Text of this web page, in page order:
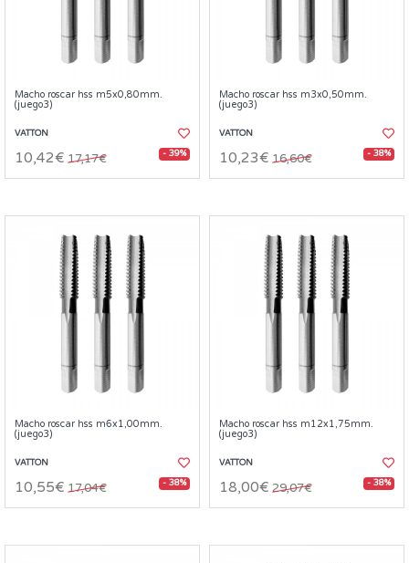
Macho roscar hss m5x0,80mm.
(juego3)
VATTON
10,42€ 17,17€ - 39%
Macho roscar hss m3x0,50mm.
(juego3)
VATTON
10,23€ 16,60€ - 38%
Macho roscar hss m6x1,00mm.
(juego3)
VATTON
10,55€ 17,04€ - 38%
Macho roscar hss m12x1,75mm.
(juego3)
VATTON
18,00€ 29,07€ - 38%